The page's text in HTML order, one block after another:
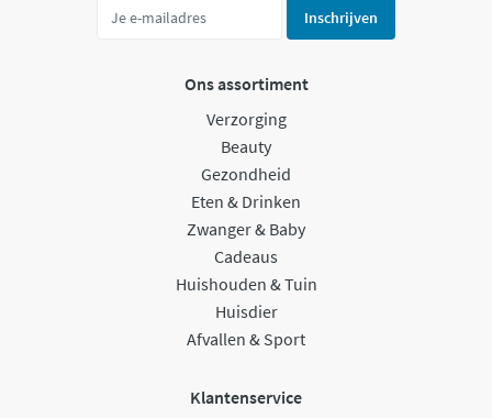
Inschrijven
Ons assortiment
Verzorging
Beauty
Gezondheid
Eten & Drinken
Zwanger & Baby
Cadeaus
Huishouden & Tuin
Huisdier
Afvallen & Sport
Klantenservice